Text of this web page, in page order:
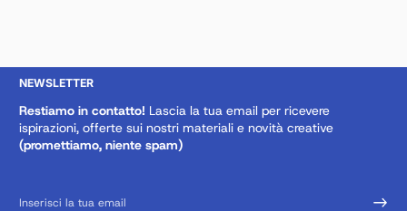
NEWSLETTER
Restiamo in contatto! Lascia la tua email per ricevere
ispirazioni, offerte sui nostri materiali e novità creative
(promettiamo, niente spam)
Inserisci la tua email